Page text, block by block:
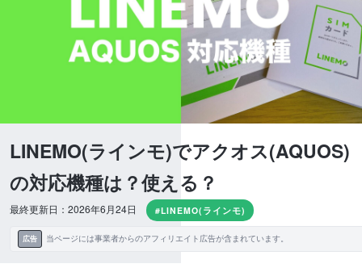
LINEMO(ラインモ)でアクオス(AQUOS)
の対応機種は？使える？
最終更新日：2026年6月24日 #LINEMO(ラインモ)
広告 当ページには事業者からのアフィリエイト広告が含まれています。